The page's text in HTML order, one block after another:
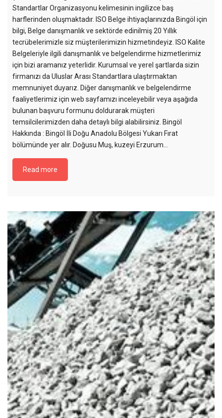
Standartlar Organizasyonu kelimesinin ingilizce baş
harflerinden oluşmaktadır. ISO Belge ihtiyaçlarınızda Bingöl için
bilgi, Belge danışmanlık ve sektörde edinilmiş 20 Yıllık
tecrübelerimizle siz müşterilerimizin hizmetindeyiz. ISO Kalite
Belgeleriyle ilgili danışmanlık ve belgelendirme hizmetlerimiz
için bizi aramanız yeterlidir. Kurumsal ve yerel şartlarda sizin
firmanızı da Uluslar Arası Standartlara ulaştırmaktan
memnuniyet duyarız. Diğer danışmanlık ve belgelendirme
faaliyetlerimiz için web sayfamızı inceleyebilir veya aşağıda
bulunan başvuru formunu doldurarak müşteri
temsilcilerimizden daha detaylı bilgi alabilirsiniz. Bingöl
Hakkında : Bingöl İli Doğu Anadolu Bölgesi Yukarı Fırat
bölümünde yer alır. Doğusu Muş, kuzeyi Erzurum…
Read more